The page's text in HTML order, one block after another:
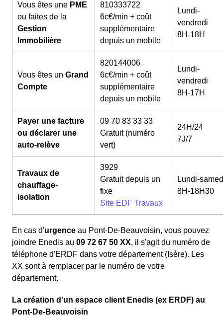
Vous êtes une PME
ou faites de la
Gestion
Immobilière
810333722
6c€/min + coût
supplémentaire
depuis un mobile
Lundi-
vendredi
8H-18H
Vous êtes un Grand
Compte
820144006
6c€/min + coût
supplémentaire
depuis un mobile
Lundi-
vendredi
8H-17H
Payer une facture
ou déclarer une
auto-relève
09 70 83 33 33
Gratuit (numéro
vert)
24H/24
7J/7
Travaux de
chauffage-
isolation
3929
Gratuit depuis un
fixe
Site EDF Travaux
Lundi-
8H-18H30
En cas d'urgence au Pont-De-Beauvoisin, vous pouvez
joindre Enedis au 09 72 67 50 XX, il s'agit du numéro de
téléphone d'ERDF dans votre département (Isère). Les
XX sont à remplacer par le numéro de votre
département.
La création d'un espace client Enedis (ex ERDF) au
Pont-De-Beauvoisin